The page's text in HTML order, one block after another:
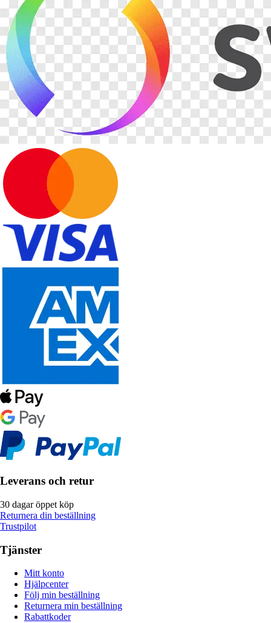
Leverans och retur
30 dagar öppet köp
Returnera din beställning
Trustpilot
Tjänster
Mitt konto
Hjälpcenter
Följ min beställning
Returnera min beställning
Rabattkoder